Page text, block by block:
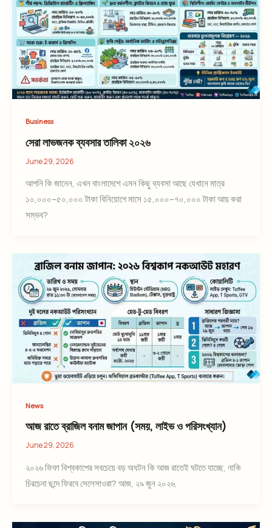
Business
সেরা লাভজনক ব্যবসার তালিকা ২০২৬
June 29, 2026
আপনি কি জানেন, এখন বাংলাদেশে এমন কিছু ব্যবসা আছে যেখানে মাত্র
১০,০০০–৫০,০০০ টাকা বিনিয়োগে মাসে ১৫,০০০–৭০,০০০ টাকা আয় করা
সম্ভব?
News
আজ রাতে ব্রাজিল বনাম জাপান (সময়, লাইভ ও পরিসংখ্যান)
June 29, 2026
২০২৬ ফিফা বিশ্বকাপের সবচেয়ে বড় অঘটন কি আজ রাতেই ঘটতে যাচ্ছে, নাকি
চিরচেনা ছন্দে ফিরবে সেলেসাওরা? আজ, ২৯ জুন ২০২৬,